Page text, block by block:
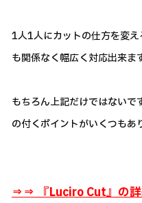
1人1人にカットの仕方を変
も関係なく幅広く対応出来ま
もちろん上記だけではないで
の付くポイントがいくつもあ
⇒⇒ 『Luciro Cut』の